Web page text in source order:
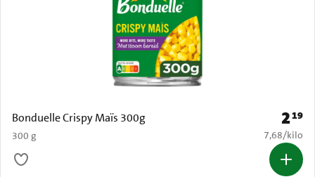
Bonduelle Crispy Maïs 300g
300 g
Prijs:
219
€ 7,68 per
7,68/kilo